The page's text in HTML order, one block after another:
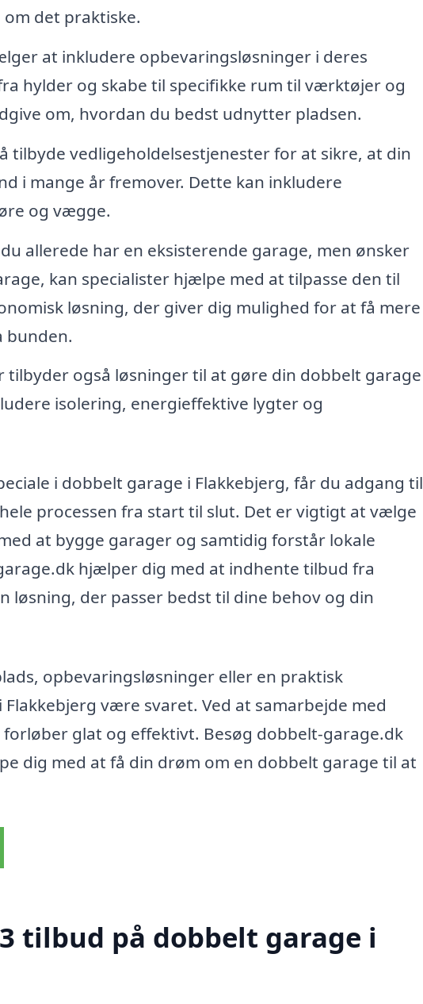
det praktiske.
at inkludere opbevaringsløsninger i deres
hylder og skabe til specifikke rum til værktøjer og
om, hvordan du bedst udnytter pladsen.
tilbyde vedligeholdelsestjenester for at sikre, at din
i mange år fremover. Dette kan inkludere
og vægge.
du allerede har en eksisterende garage, men ønsker
kan specialister hjælpe med at tilpasse den til
løsning, der giver dig mulighed for at få mere
bunden.
tilbyder også løsninger til at gøre din dobbelt garage
isolering, energieffektive lygter og
i dobbelt garage i Flakkebjerg, får du adgang til
processen fra start til slut. Det er vigtigt at vælge
at bygge garager og samtidig forstår lokale
hjælper dig med at indhente tilbud fra
løsning, der passer bedst til dine behov og din
opbevaringsløsninger eller en praktisk
være svaret. Ved at samarbejde med
glat og effektivt. Besøg dobbelt-garage.dk
dig med at få din drøm om en dobbelt garage til at
tilbud på dobbelt garage i